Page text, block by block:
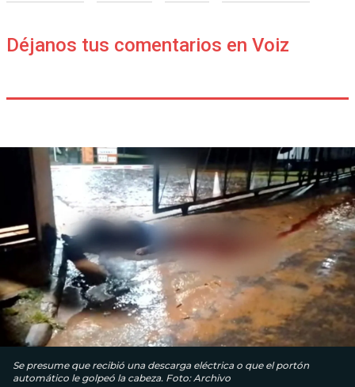
Déjanos tus comentarios en Voiz
Se presume que recibió una descarga eléctrica o que el portón
automático le golpeó la cabeza. Foto: Archivo